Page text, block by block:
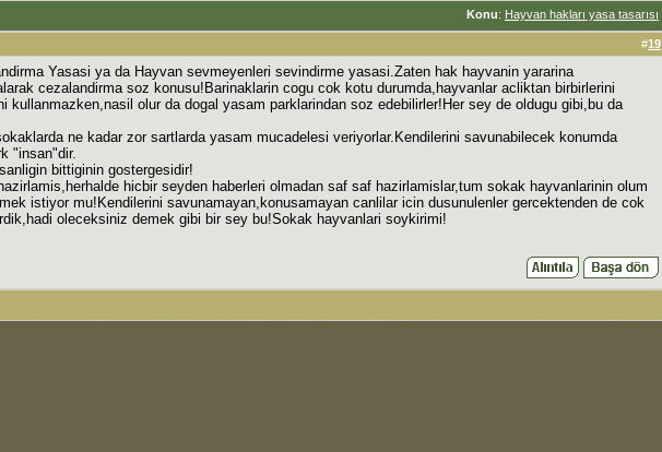
Konu: Hayvan hakları yasa tasarısı
#19
Yasasi ya da Hayvan sevmeyenleri sevindirme yasasi.Zaten hak hayvanin yararina
cezalandirma soz konusu!Barinaklarin cogu cok kotu durumda,hayvanlar acliktan birbirlerini
kullanmazken,nasil olur da dogal yasam parklarindan soz edebilirler!Her sey de oldugu gibi,bu da
ne kadar zor sartlarda yasam mucadelesi veriyorlar.Kendilerini savunabilecek konumda
"insan"dir.
bittiginin gostergesidir!
hicbir seyden haberleri olmadan saf saf hazirlamislar,tum sokak hayvanlarinin olum
istiyor mu!Kendilerini savunamayan,konusamayan canlilar icin dusunulenler gercektenden de cok
oleceksiniz demek gibi bir sey bu!Sokak hayvanlari soykirimi!